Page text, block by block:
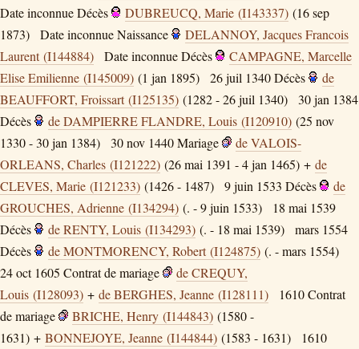
Date inconnueDécès DUBREUCQ, Marie (I143337) (16 sep
1873)
Date inconnueNaissance
DELANNOY, Jacques Francois
Laurent (I144884)
Date inconnueDécès
CAMPAGNE, Marcelle
Elise Emilienne (I145009) (1 jan 1895) 26 juil 1340Décès
de
BEAUFFORT, Froissart (I125135) (1282 - 26 juil 1340)
30 jan 1384
Décès
de DAMPIERRE FLANDRE, Louis (I120910) (25 nov
1330 - 30 jan 1384)
30 nov 1440Mariage
de VALOIS-
ORLEANS, Charles (I121222) (26 mai 1391 - 4 jan 1465) + de
CLEVES, Marie (I121233) (1426 - 1487) 9 juin 1533 Décès
de
GROUCHES, Adrienne (I134294) (. - 9 juin 1533)
18 mai 1539
Décès
de RENTY, Louis (I134293) (. - 18 mai 1539)
mars 1554
Décès
de MONTMORENCY, Robert (I124875) (. - mars 1554)
24 oct 1605 Contrat de mariage
de CREQUY,
Louis (I128093) + de BERGHES, Jeanne (I128111) 1610Contrat
de mariage
BRICHE, Henry (I144843) (1580 -
1631) + BONNEJOYE, Jeanne (I144844) (1583 - 1631)
1610